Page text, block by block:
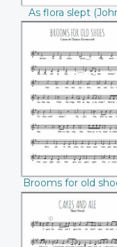
As flora slept
Hilton)
Brooms for old
shoes (Thomas
Ravenscroft)
Brooms for old
(Thomas
Ravenscroft)
Cakes and ale